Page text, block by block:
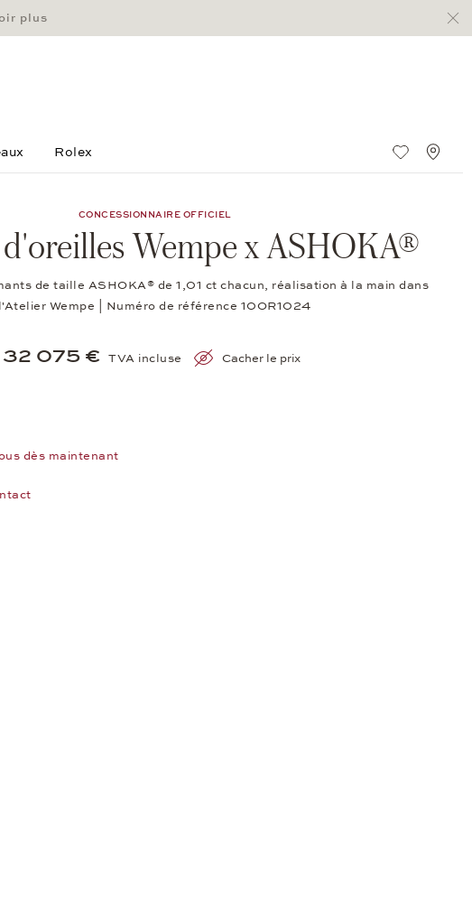
plus
Rolex Liste de
CONCESSIONNAIRE OFFICIEL
Wempe x ASHOKA®
de taille ASHOKA® de 1,01 ct chacun, réalisation à la main dans
l'Atelier Wempe | Numéro de référence 10OR1024
32 075 € TVA incluse Cacher le prix
dès maintenant